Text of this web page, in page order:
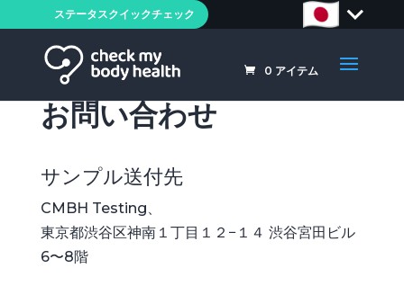
ステータスクイックチェック
0 アイテム
お問い合わせ
サンプル送付先
CMBH Testing、
東京都渋谷区神南１丁目１２−１４ 渋谷宮田ビル
6〜8階